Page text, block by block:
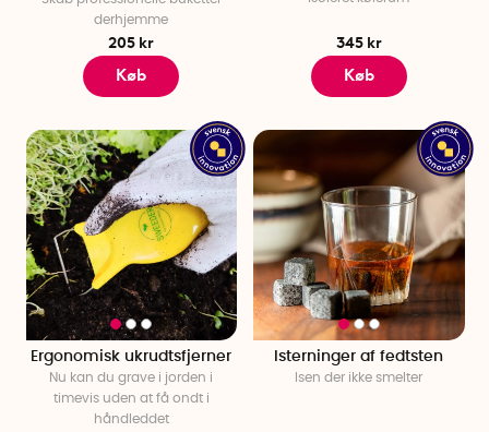
derhjemme
205 kr
Køb
345 kr
Køb
Ergonomisk ukrudtsfjerner
Nu kan du grave i jorden i
timevis uden at få ondt i
håndleddet
Isterninger af fedtsten
Isen der ikke smelter